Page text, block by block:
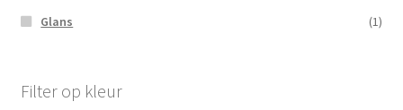
Glans (1)
Filter op kleur